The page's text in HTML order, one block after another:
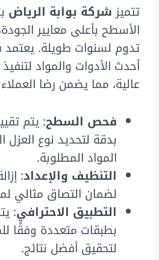
تتميزشركة بوابة الرياض
الأسطح بأعلى معايير
تدوم لسنوات طويلة.
أحدث الأدوات والمواد
عالية، مما يضمن رضا
فحص السطح: يتم
بدقة لتحديد نوع
المواد المطلوبة.
التنظيف والإعداد:
لضمان التصاق مثالي
التطبيق الاحترافي:
بطبقات متعددة وفقًا
لتحقيق أفضل نتائج.